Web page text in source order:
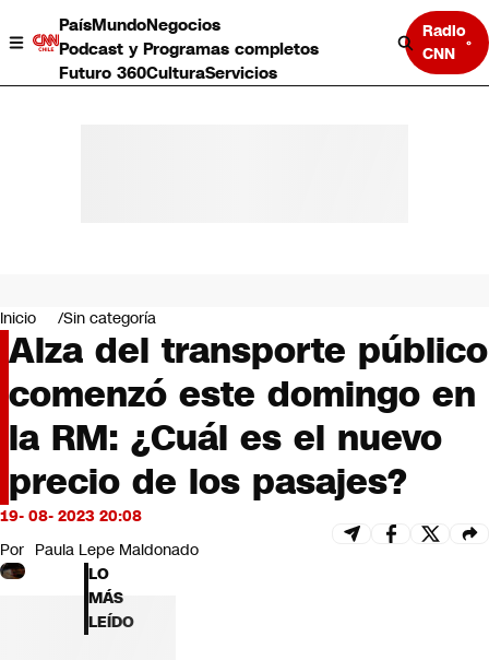
PaísMundoNegocios
Podcast y Programas completos
Futuro 360CulturaServicios
Radio
CNN
Negocios
Deportes
Programas completos
Cultura
Servicios
Bits
CNN tiempo
Futuro 360
Inicio Sin categoría
Alza del transporte público
comenzó este domingo en
la RM: ¿Cuál es el nuevo
precio de los pasajes?
19- 08- 2023 20:08
Por Paula Lepe Maldonado
LO
MÁS
LEÍDO